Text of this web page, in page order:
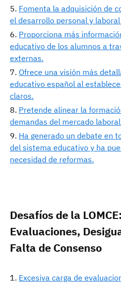
Fomenta la adquisición de
el desarrollo personal y
Proporciona más
educativo de los alumnos a
externas.
Ofrece una visión más
educativo español al
claros.
Pretende alinear la
demandas del mercado
Ha generado un debate en
del sistema educativo y ha
necesidad de reformas.
Desafíos de la
Evaluaciones,
Falta de Consenso
Excesiva carga de